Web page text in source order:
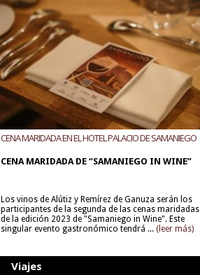
CENA MARIDADA EN EL HOTEL PALACIO DE SAMANIEGO
CENA MARIDADA DE “SAMANIEGO IN WINE”
Los vinos de Alútiz y Remírez de Ganuza serán los
participantes de la segunda de las cenas maridadas
de la edición 2023 de "Samaniego in Wine". Este
singular evento gastronómico tendrá ... (leer más)
Viajes